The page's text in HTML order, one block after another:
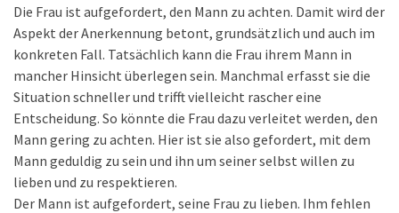
Die Frau ist aufgefordert, den Mann zu achten. Damit wird der
Aspekt der Anerkennung betont, grundsätzlich und auch im
konkreten Fall. Tatsächlich kann die Frau ihrem Mann in
mancher Hinsicht überlegen sein. Manchmal erfasst sie die
Situation schneller und trifft vielleicht rascher eine
Entscheidung. So könnte die Frau dazu verleitet werden, den
Mann gering zu achten. Hier ist sie also gefordert, mit dem
Mann geduldig zu sein und ihn um seiner selbst willen zu
lieben und zu respektieren.
Der Mann ist aufgefordert, seine Frau zu lieben. Ihm fehlen